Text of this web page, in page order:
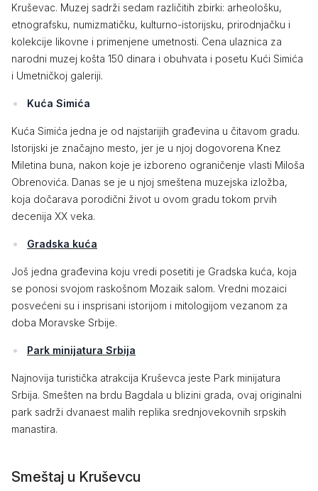
Kruševac. Muzej sadrži sedam različitih zbirki: arheološku,
etnografsku, numizmatičku, kulturno-istorijsku, prirodnjačku i
kolekcije likovne i primenjene umetnosti. Cena ulaznica za
narodni muzej košta 150 dinara i obuhvata i posetu Kući Simića
i Umetničkoj galeriji.
Kuća Simića
Kuća Simića jedna je od najstarijih građevina u čitavom gradu.
Istorijski je značajno mesto, jer je u njoj dogovorena Knez
Miletina buna, nakon koje je izboreno ograničenje vlasti Miloša
Obrenovića. Danas se je u njoj smeštena muzejska izložba,
koja dočarava porodični život u ovom gradu tokom prvih
decenija XX veka.
Gradska kuća
Još jedna građevina koju vredi posetiti je Gradska kuća, koja
se ponosi svojom raskošnom Mozaik salom. Vredni mozaici
posvećeni su i insprisani istorijom i mitologijom vezanom za
doba Moravske Srbije.
Park minijatura Srbija
Najnovija turistička atrakcija Kruševca jeste Park minijatura
Srbija. Smešten na brdu Bagdala u blizini grada, ovaj originalni
park sadrži dvanaest malih replika srednjovekovnih srpskih
manastira.
Smeštaj u Kruševcu